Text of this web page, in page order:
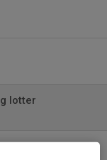
lotter